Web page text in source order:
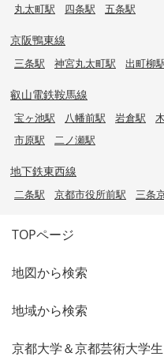
丸太町駅
四条駅 五条駅
京阪鴨東線
三条駅 神宮丸太町駅 出町柳
叡山電鉄鞍馬線
宝ヶ池駅 八幡前駅 岩倉駅
市原駅
二ノ瀬駅
地下鉄東西線
二条駅 京都市役所前駅 三条
TOPページ
地図から検索
地域から検索
京都大学＆京都芸術大学